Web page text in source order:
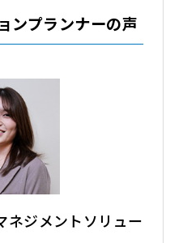
ンプランナーの声
ネジメントソリュー